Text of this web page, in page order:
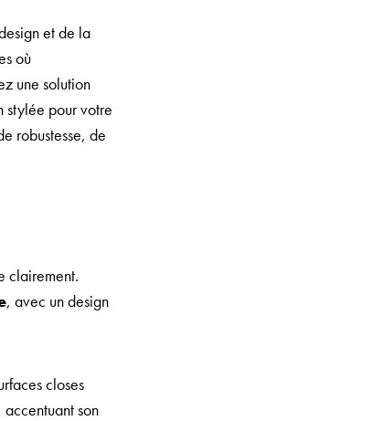
et de la
où
une solution
stylée pour votre
robustesse, de
clairement.
, avec un design
closes
accentuant son